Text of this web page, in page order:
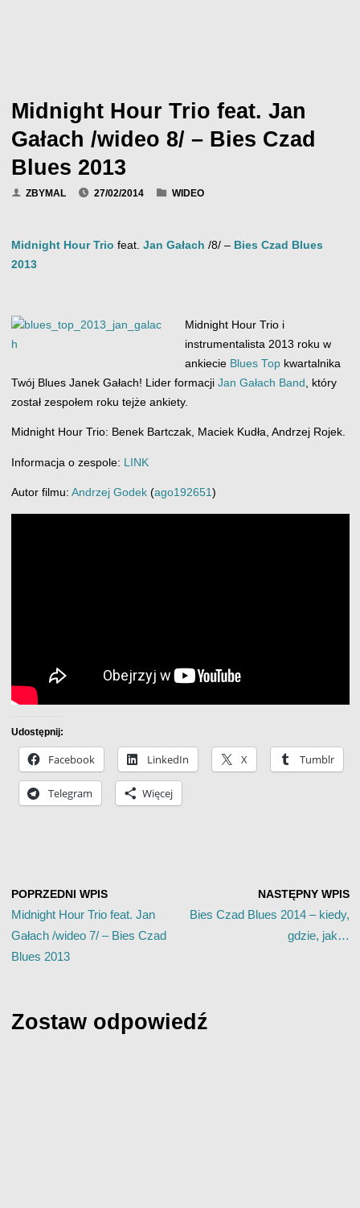
Midnight Hour Trio feat. Jan
Gałach /wideo 8/ – Bies Czad
Blues 2013
ZBYMAL 27/02/2014 WIDEO
Midnight Hour Trio feat. Jan Gałach /8/ – Bies Czad Blues
2013
Midnight Hour Trio i
instrumentalista 2013 roku w
ankiecie Blues Topkwartalnika
Twój Blues Janek Gałach! Lider formacji Jan Gałach Band , który
został zespołem roku tejże ankiety.
Midnight Hour Trio: Benek Bartczak, Maciek Kudła, Andrzej Rojek.
Informacja o zespole: LINK
Autor filmu: Andrzej Godek(ago192651)
Udostępnij:
Facebook LinkedIn X Tumblr
Telegram Więcej
POPRZEDNI WPIS
Midnight Hour Trio feat. Jan
Gałach /wideo 7/ – Bies Czad
Blues 2013
NASTĘPNY WPIS
Bies Czad Blues 2014 – kiedy,
gdzie, jak…
Zostaw odpowiedź